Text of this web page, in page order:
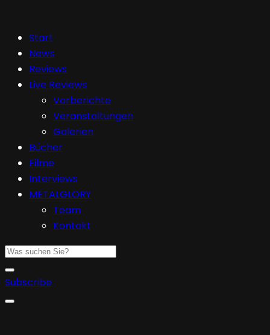
Start
News
Reviews
Live Reviews
Vorberichte
Veranstaltungen
Galerien
Bücher
Filme
Interviews
METALGLORY
Team
Kontakt
Subscribe